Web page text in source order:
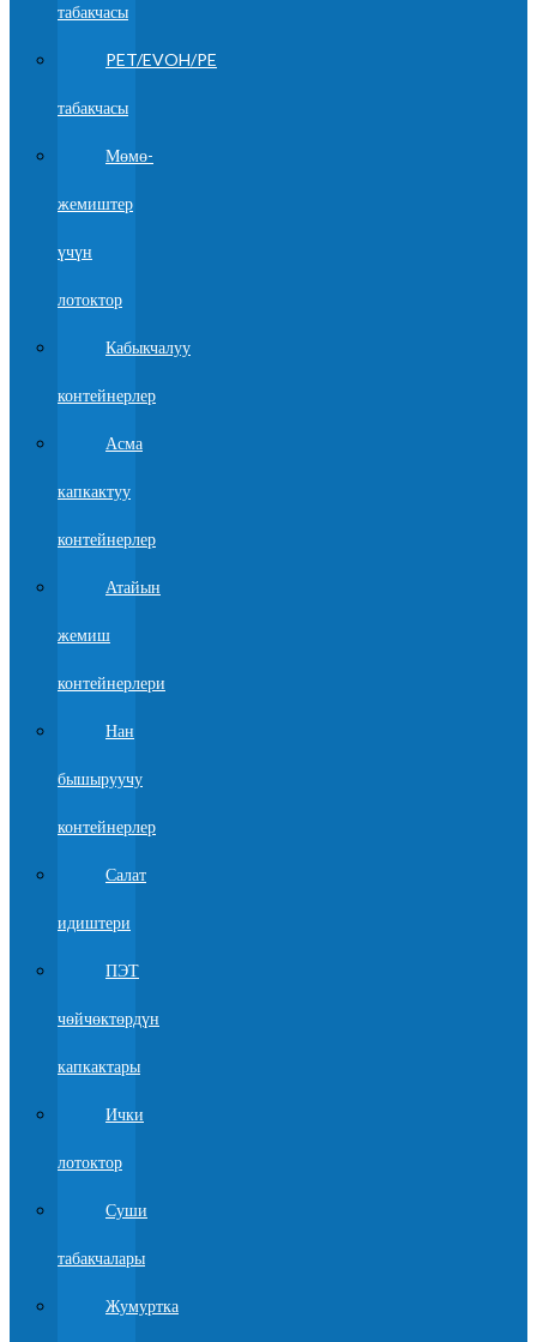
табакчасы
PET/EVOH/PE
табакчасы
Мөмө-
жемиштер
үчүн
лотоктор
Кабыкчалуу
контейнерлер
Асма
капкактуу
контейнерлер
Атайын
жемиш
контейнерлери
Нан
бышыруучу
контейнерлер
Салат
идиштери
ПЭТ
чөйчөктөрдүн
капкактары
Ички
лотоктор
Суши
табакчалары
Жумуртка